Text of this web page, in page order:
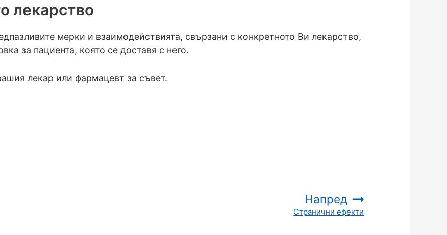
лекарство
мерки и взаимодействията, свързани с конкретното Ви лекарство,
за пациента, която се доставя с него.
лекар или фармацевт за съвет.
Напред
:
Странични ефекти